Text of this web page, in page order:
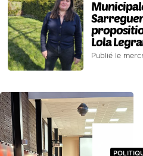
Lola
Publié le